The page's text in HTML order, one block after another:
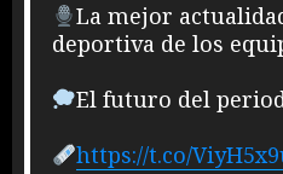
La mejor
deportiva de los
El futuro del
https://t.co/